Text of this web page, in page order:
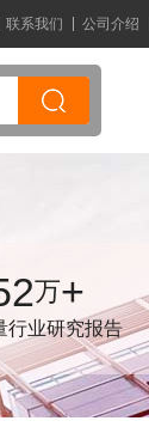
联系我们 公司介绍
万+
行业研究报告